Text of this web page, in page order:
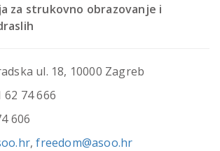
za strukovno obrazovanje i
ul. 18, 10000 Zagreb
62 74 666
606
,freedom@asoo.hr